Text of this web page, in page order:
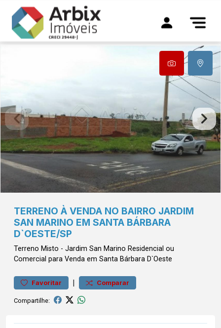
TERRENO À VENDA NO BAIRRO JARDIM
SAN MARINO EM SANTA BÁRBARA
D`OESTE/SP
Terreno Misto - Jardim San Marino Residencial ou
Comercial para Venda em Santa Bárbara D`Oeste
Favoritar | Comparar
Compartilhe: